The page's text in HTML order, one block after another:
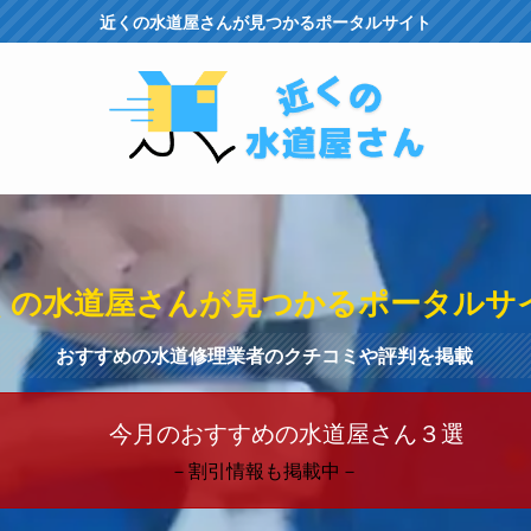
近くの水道屋さんが見つかるポータルサイト
の水道屋さんが見つかるポータルサ
おすすめの水道修理業者のクチコミや評判を掲載
今月のおすすめの水道屋さん３選
－割引情報も掲載中－